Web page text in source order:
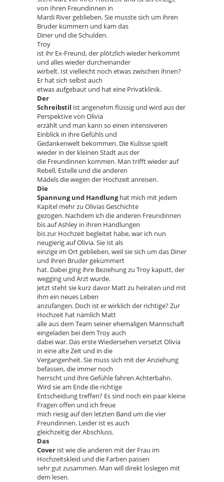
von Ihren Freundinnen in
Mardi River geblieben. Sie musste sich um ihren
Bruder kümmern und kam das
Diner und die Schulden.
Troy
ist ihr Ex-Freund, der plötzlich wieder herkommt
und alles wieder durcheinander
wirbelt. Ist vielleicht noch etwas zwischen ihnen?
Er hat sich selbst auch
etwas aufgebaut und hat eine Privatklinik.
Der
Schreibstil ist angenehm flüssig und wird aus der
Perspektive von Olivia
erzählt und man kann so einen intensiveren
Einblick in ihre Gefühls und
Gedankenwelt bekommen. Die Kulisse spielt
wieder in der kleinen Stadt aus der
die Freundinnen kommen. Man trifft wieder auf
Rebell, Estelle und die anderen
Mädels die wegen der Hochzeit anreisen.
Die
Spannung und Handlunghat mich mit jedem
Kapitel mehr zu Olivias Geschichte
gezogen. Nachdem ich die anderen Freundinnen
bis auf Ashley in ihren Handlungen
bis zur Hochzeit begleitet habe, war ich nun
neugierig auf Olivia. Sie ist als
einzige im Ort geblieben, weil sie sich um das Diner
und ihren Bruder gekümmert
hat. Dabei ging ihre Beziehung zu Troy kaputt, der
wegging und Arzt wurde.
Jetzt steht sie kurz davor Matt zu heiraten und mit
ihm ein neues Leben
anzufangen. Doch ist er wirklich der richtige? Zur
Hochzeit hat nämlich Matt
alle aus dem Team seiner ehemaligen Mannschaft
eingeladen bei dem Troy auch
dabei war. Das erste Wiedersehen versetzt Olivia
in eine alte Zeit und in die
Vergangenheit. Sie muss sich mit der Anziehung
befassen, die immer noch
herrscht und ihre Gefühle fahren Achterbahn.
Wird sie am Ende die richtige
Entscheidung treffen? Es sind noch ein paar kleine
Fragen offen und ich freue
mich riesig auf den letzten Band um die vier
Freundinnen. Leider ist es auch
gleichzeitig der Abschluss.
Das
Cover ist wie die anderen mit der Frau im
Hochzeitskleid und die Farben passen
sehr gut zusammen. Man will direkt loslegen mit
dem lesen.